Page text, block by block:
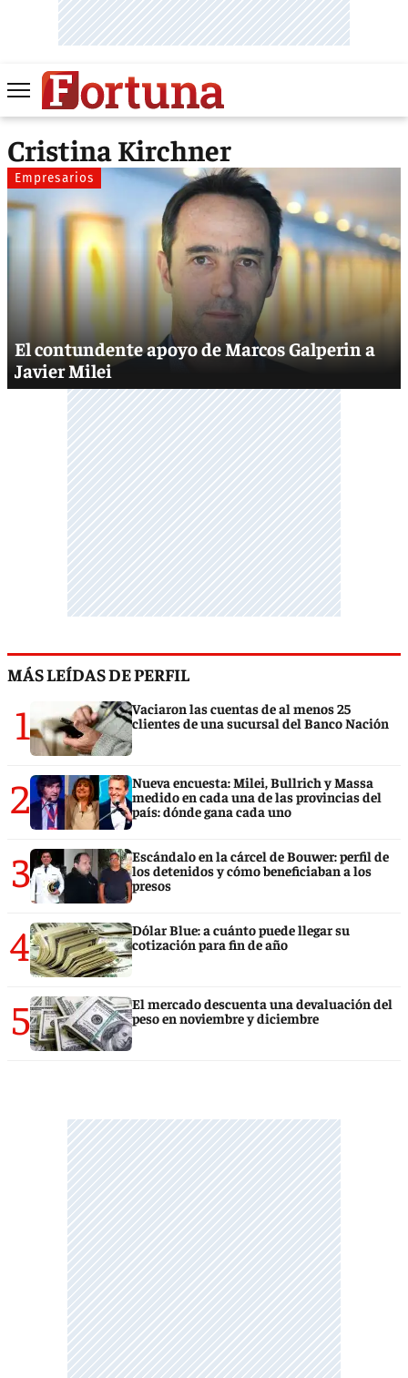
Cristina Kirchner
Empresarios
El contundente apoyo de Marcos Galperin a
Javier Milei
MÁS LEÍDAS DE PERFIL
1
Vaciaron las cuentas de al menos 25
clientes de una sucursal del Banco Nación
2
Nueva encuesta: Milei, Bullrich y Massa
medido en cada una de las provincias del
país: dónde gana cada uno
3
Escándalo en la cárcel de Bouwer: perfil de
los detenidos y cómo beneficiaban a los
presos
4
Dólar Blue: a cuánto puede llegar su
cotización para fin de año
5
El mercado descuenta una devaluación del
peso en noviembre y diciembre